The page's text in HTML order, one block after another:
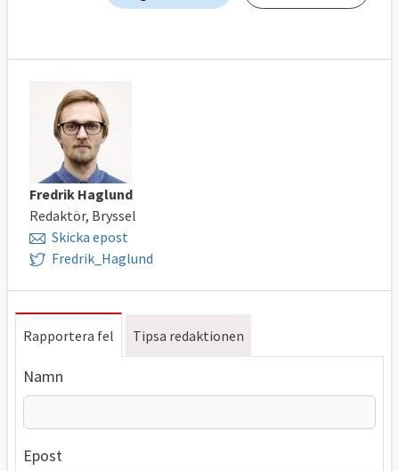
Fredrik Haglund
Redaktör, Bryssel
Skicka epost
Fredrik_Haglund
Rapportera fel Tipsa redaktionen
Namn
Epost